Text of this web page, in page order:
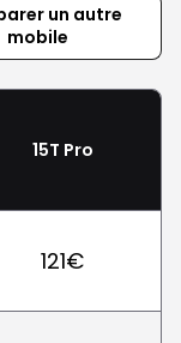
un autre
mobile
15T Pro
121€